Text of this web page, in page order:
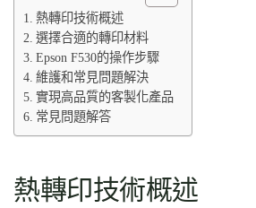
熱轉印技術概述
選擇合適的轉印材料
Epson F530的操作步驟
維護和常見問題解決
實現高品質的客製化產品
常見問題解答
熱轉印技術概述